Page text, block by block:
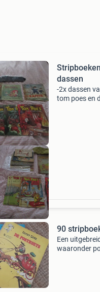
dassen
-2x dassen
tom poes en dde
Een
waaronder